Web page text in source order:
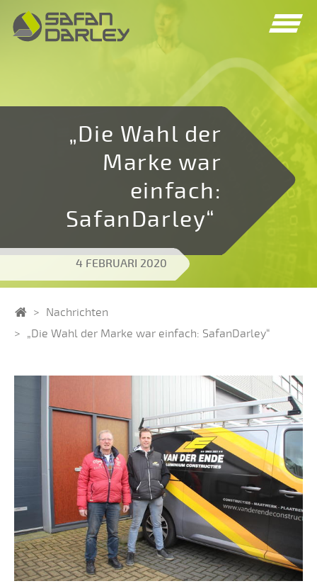
Spring
naar
navigatie
Spring
naar
inhoud
„Die Wahl der
Marke war
einfach:
SafanDarley“
4 FEBRUARI 2020
HomeNachrichten
„Die Wahl der Marke war einfach: SafanDarley“